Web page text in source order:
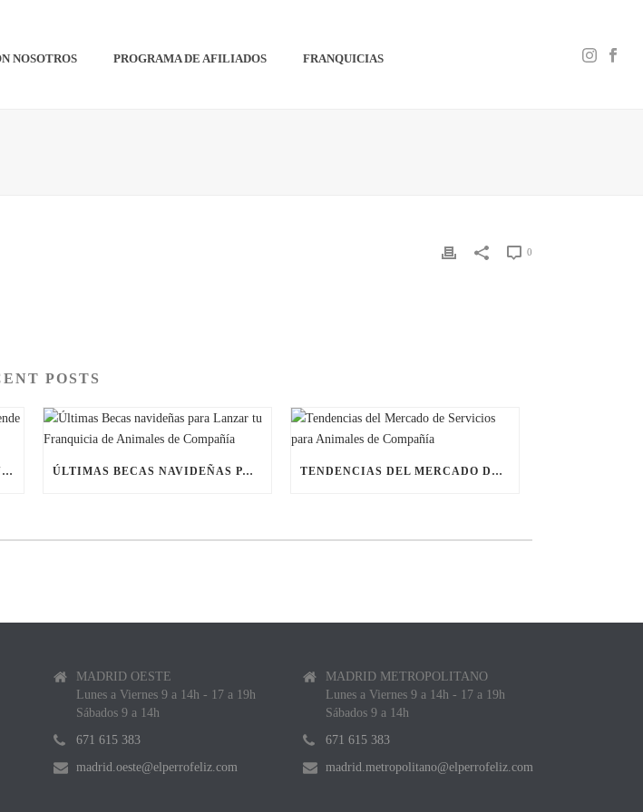
NOSOTROS PROGRAMA DE AFILIADOS FRANQUICIAS
0
POSTS
ESTE AÑO, REGÁLATE UN SUEÑO: EMPRENDE CON UNA FRANQUICIA DE EL PERRO FELIZ ÚLTIMAS BECAS NAVIDEÑAS PARA LANZAR TU FRANQUICIA DE ANIMALES DE COMPAÑÍA TENDENCIAS DEL MERCADO DE SERVICIOS PARA ANIMALES DE COMPAÑÍA
MADRID OESTE
Lunes a Viernes 9 a 14h - 17 a 19h
Sábados 9 a 14h
671 615 383
madrid.oeste@elperrofeliz.com
MADRID METROPOLITANO
Lunes a Viernes 9 a 14h - 17 a 19h
Sábados 9 a 14h
671 615 383
madrid.metropolitano@elperrofeliz.com